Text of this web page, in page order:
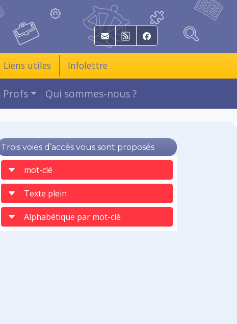
E-mail RSS Facebook
Liens utiles Infolettre
Profs Qui sommes-nous ?
Trois voies d’accès vous sont proposés
mot-clé
Texte plein
Alphabétique par mot-clé